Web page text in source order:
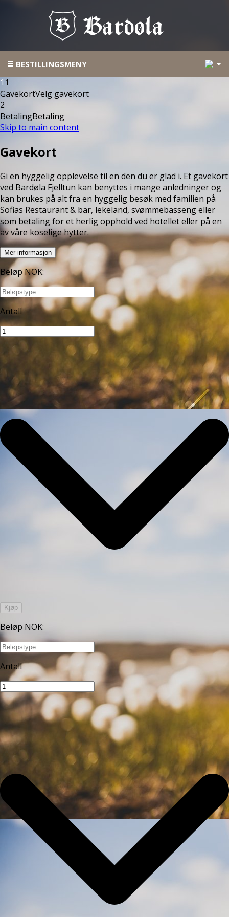
BESTILLINGSMENY
1 1
GavekortVelg gavekort
2
BetalingBetaling
Skip to main content
Gavekort
Gi en hyggelig opplevelse til en den du er glad i. Et gavekort
ved Bardøla Fjelltun kan benyttes i mange anledninger og
kan brukes på alt fra en hyggelig besøk med familien på
Sofias Restaurant & bar, lekeland, svømmebasseng eller
som betaling for et herlig opphold ved hotellet eller på en
av våre koselige hytter.
Mer informasjon
Beløp NOK:
Antall
Kjøp
Beløp NOK:
Antall